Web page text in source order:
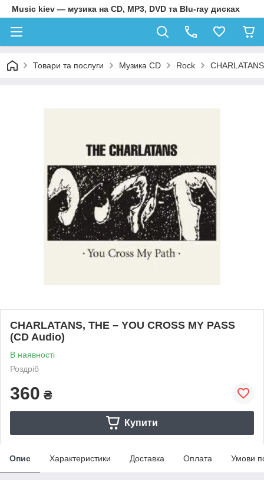
Music kiev — музика на CD, MP3, DVD та Blu-ray дисках
Товари та послуги Музика CD Rock
CHARLATANS, THE – YOU CROSS MY PASS
(CD Audio)
В наявності
Роздріб
360 ₴
Купити
Опис Характеристики Доставка Оплата Умови